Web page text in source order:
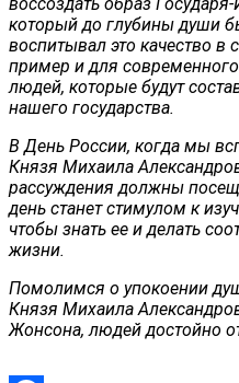
который до глубины души
воспитывал это качество в
пример и для
людей, которые будут
нашего государства.
В День России, когда мы
Князя Михаила
рассуждения должны
день станет стимулом к
чтобы знать ее и делать
жизни.
Помолимся о упокоении
Князя Михаила
Жонсона, людей достойно